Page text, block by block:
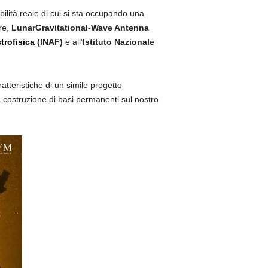
reale di cui si sta occupando una
LunarGravitational-Wave Antenna
(INAF) e all’Istituto Nazionale
di un simile progetto
di basi permanenti sul nostro